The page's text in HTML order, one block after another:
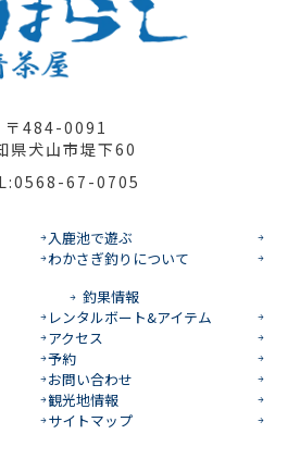
〒484-0091
県犬山市堤下60
67-0705
入鹿池で遊ぶ
わかさぎ釣りについて
釣果情報
レンタルボート&アイテム
アクセス
予約
お問い合わせ
観光地情報
サイトマップ